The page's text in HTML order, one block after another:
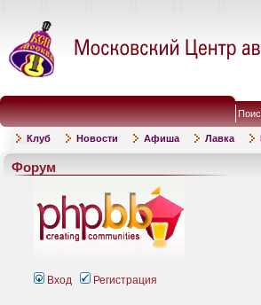
Клуб Новости Афиша Лавка
Форум
Вход Регистрация